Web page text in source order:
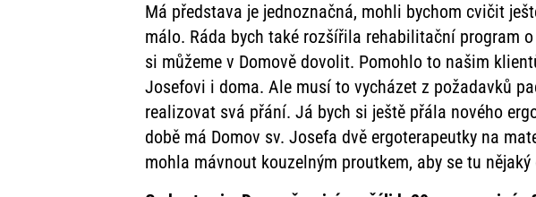
Má představa je jednoznačná, mohli bychom cvičit
málo. Ráda bych také rozšířila rehabilitační program
si můžeme v Domově dovolit. Pomohlo to našim
Josefovi i doma. Ale musí to vycházet z požadavků
realizovat svá přání. Já bych si ještě přála nového
době má Domov sv. Josefa dvě ergoterapeutky na
mohla mávnout kouzelným proutkem, aby se tu